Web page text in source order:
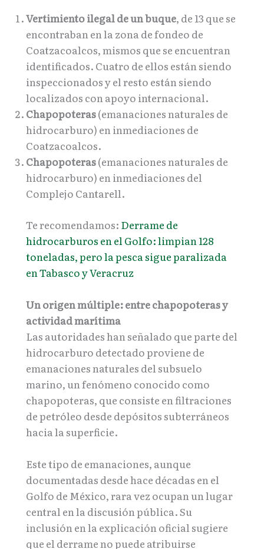
Vertimiento ilegal de un buque, de 13 que se
encontraban en la zona de fondeo de
Coatzacoalcos, mismos que se encuentran
identificados. Cuatro de ellos están siendo
inspeccionados y el resto están siendo
localizados con apoyo internacional.
Chapopoteras(emanaciones naturales de
hidrocarburo) en inmediaciones de
Coatzacoalcos.
Chapopoteras(emanaciones naturales de
hidrocarburo) en inmediaciones del
Complejo Cantarell.
Te recomendamos: Derrame de
hidrocarburos en el Golfo: limpian 128
toneladas, pero la pesca sigue paralizada
en Tabasco y Veracruz
Un origen múltiple: entre chapopoteras y
actividad marítima
Las autoridades han señalado que parte del
hidrocarburo detectado proviene de
emanaciones naturales del subsuelo
marino, un fenómeno conocido como
chapopoteras, que consiste en filtraciones
de petróleo desde depósitos subterráneos
hacia la superficie.
Este tipo de emanaciones, aunque
documentadas desde hace décadas en el
Golfo de México, rara vez ocupan un lugar
central en la discusión pública. Su
inclusión en la explicación oficial sugiere
que el derrame no puede atribuirse